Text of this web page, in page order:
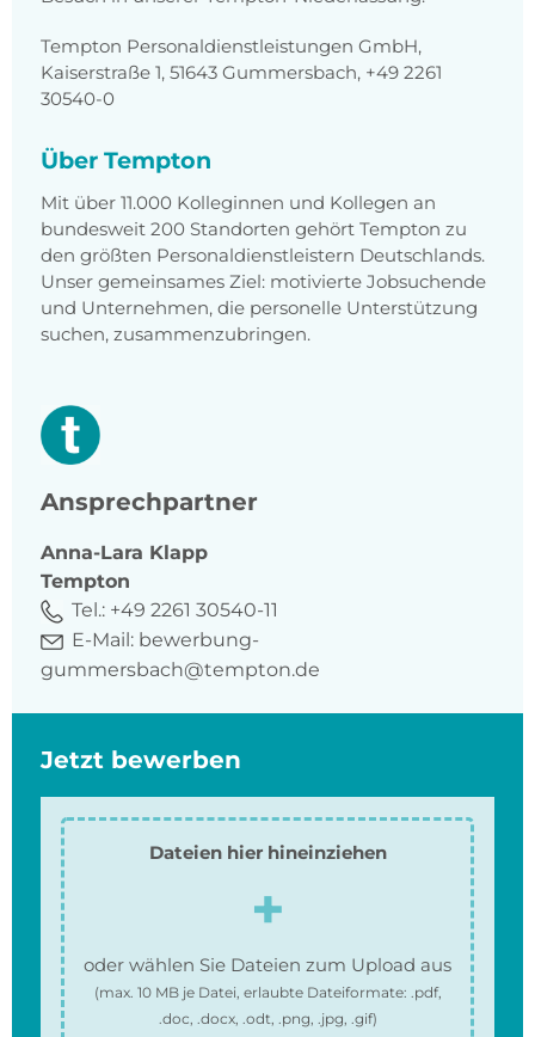
Tempton Personaldienstleistungen GmbH,
Kaiserstraße 1, 51643 Gummersbach, +49 2261
30540-0
Über Tempton
Mit über 11.000 Kolleginnen und Kollegen an
bundesweit 200 Standorten gehört Tempton zu
den größten Personaldienstleistern Deutschlands.
Unser gemeinsames Ziel: motivierte Jobsuchende
und Unternehmen, die personelle Unterstützung
suchen, zusammenzubringen.
Ansprechpartner
Anna-Lara Klapp
Tempton
Tel.: +49 2261 30540-11
E-Mail: bewerbung-
gummersbach@tempton.de
Jetzt bewerben
Dateien hier hineinziehen
oder wählen Sie Dateien zum Upload aus
(max. 10 MBje Datei, erlaubte Dateiformate: .pdf,
.doc, .docx, .odt, .png, .jpg, .gif)